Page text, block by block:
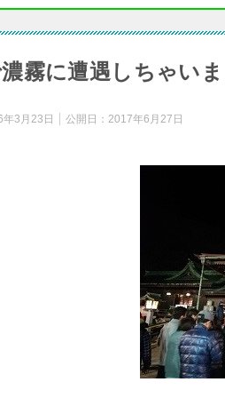
霧に遭遇しちゃい
年3月23日 公開日： 2017年6月27日